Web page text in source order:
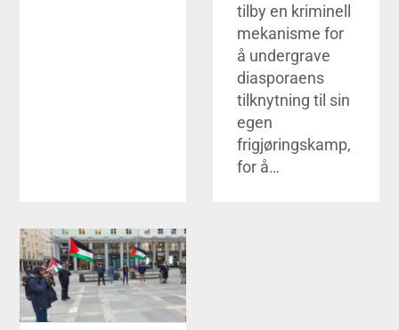
tilby en kriminell
mekanisme for
å undergrave
diasporaens
tilknytning til sin
egen
frigjøringskamp,
for å…